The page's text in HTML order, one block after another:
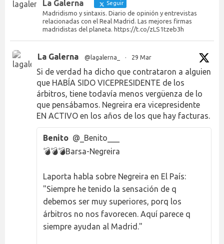
La Galerna Seguir
Madridismo y sintaxis. Diario de opinión y entrevistas
relacionadas con el Real Madrid. Las mejores firmas
madridistas del planeta. https://t.co/zLS1tzeb3h
La Galerna @lagalerna_ · 29 Mar
Si de verdad ha dicho que contrataron a alguien
que HABÍA SIDO VICEPRESIDENTE de los
árbitros, tiene todavía menos vergüenza de lo
que pensábamos. Negreira era vicepresidente
EN ACTIVO en los años de los que hay facturas.
Benito @_Benito___
💣💣💣Barsa-Negreira
Laporta habla sobre Negreira en El País:
"Siempre he tenido la sensación de q
debemos ser muy superiores, porq los
árbitros no nos favorecen. Aquí parece q
siempre ayudan al Madrid."